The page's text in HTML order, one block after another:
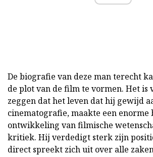
De biografie van deze man terecht
de plot van de film te vormen. Het is
zeggen dat het leven dat hij gewijd
cinematografie, maakte een enorme
ontwikkeling van filmische
kritiek. Hij verdedigt sterk zijn
direct spreekt zich uit over alle